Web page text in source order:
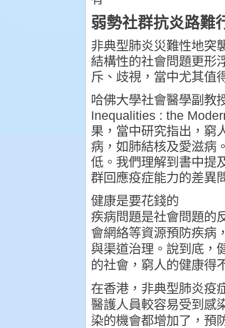
弱勢社群抗炎路難
非典型肺炎災難性地突
結構性的社會問題更形
斥、歧視，當中尤其值
哈佛大學社會醫學副教
Inequalities : the
果，當中研究指出，窮
病，如肺結核及愛滋病
低。我們理解到書中提
群回應疫症能力的差異
健康是要花錢的
疾病問題是社會問題的
會網絡等資源預防疾病
與渠道治理。說到底，
的社會，窮人的健康得
在香港，非典型肺炎疫
醫護人員較容易受到感
染的機會都增加了，預